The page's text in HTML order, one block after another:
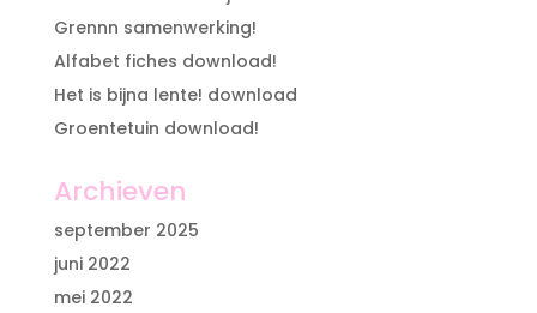
Grennn samenwerking!
Alfabet fiches download!
Het is bijna lente! download
Groentetuin download!
Archieven
september 2025
juni 2022
mei 2022